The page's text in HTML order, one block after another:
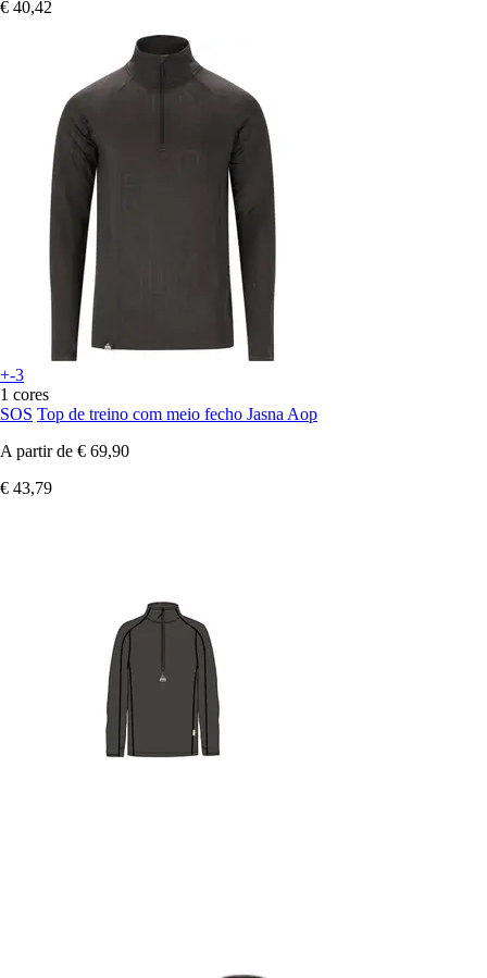
€ 40,42
+-3
1 cores
SOS Top de treino com meio fecho Jasna Aop
A partir de € 69,90
€ 43,79